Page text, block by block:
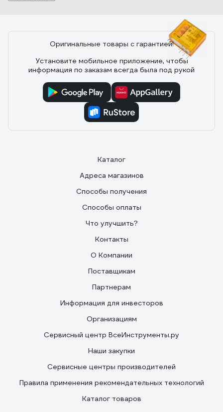
Отзыв о реле Finder 2 перекидных
контакта 8А, 230В AC 405282300000
все работает + 18578461 розетка если кому навесной
Оригинальные товары с гарантией!
Установите мобильное приложение, чтобы
информация по заказам всегда была под рукой
Каталог
Адреса магазинов
Способы получения
Способы оплаты
Что улучшить?
Контакты
О Компании
Поставщикам
Партнерам
Информация для инвесторов
Организациям
Сервисный центр ВсеИнструменты.ру
Наши закупки
Сервисные центры производителей
Правила применения рекомендательных технологий
Каталог товаров